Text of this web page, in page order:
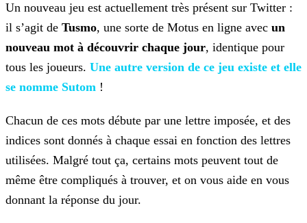
Un nouveau jeu est actuellement très présent sur Twitter :
il s’agit de Tusmo, une sorte de Motus en ligne avec un
nouveau mot à découvrir chaque jour, identique pour
tous les joueurs. Une autre version de ce jeu existe et elle
se nomme Sutom !
Chacun de ces mots débute par une lettre imposée, et des
indices sont donnés à chaque essai en fonction des lettres
utilisées. Malgré tout ça, certains mots peuvent tout de
même être compliqués à trouver, et on vous aide en vous
donnant la réponse du jour.